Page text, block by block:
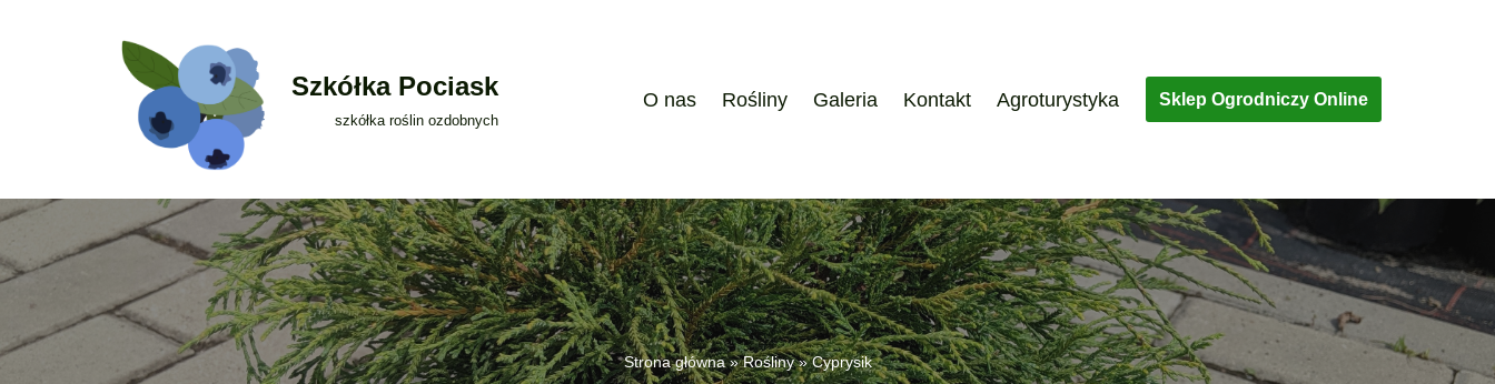
Szkółka Pociask
szkółka roślin ozdobnych
O nas Rośliny Galeria Kontakt Agroturystyka Sklep Ogrodniczy Online
Strona główna»Rośliny»Cyprysik